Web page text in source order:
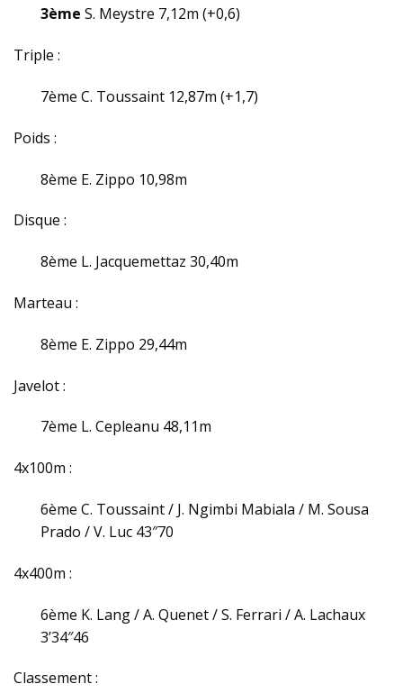
3ème S. Meystre 7,12m (+0,6)
Triple :
7ème C. Toussaint 12,87m (+1,7)
Poids :
8ème E. Zippo 10,98m
Disque :
8ème L. Jacquemettaz 30,40m
Marteau :
8ème E. Zippo 29,44m
Javelot :
7ème L. Cepleanu 48,11m
4x100m :
6ème C. Toussaint / J. Ngimbi Mabiala / M. Sousa
Prado / V. Luc 43″70
4x400m :
6ème K. Lang / A. Quenet / S. Ferrari / A. Lachaux
3’34″46
Classement :